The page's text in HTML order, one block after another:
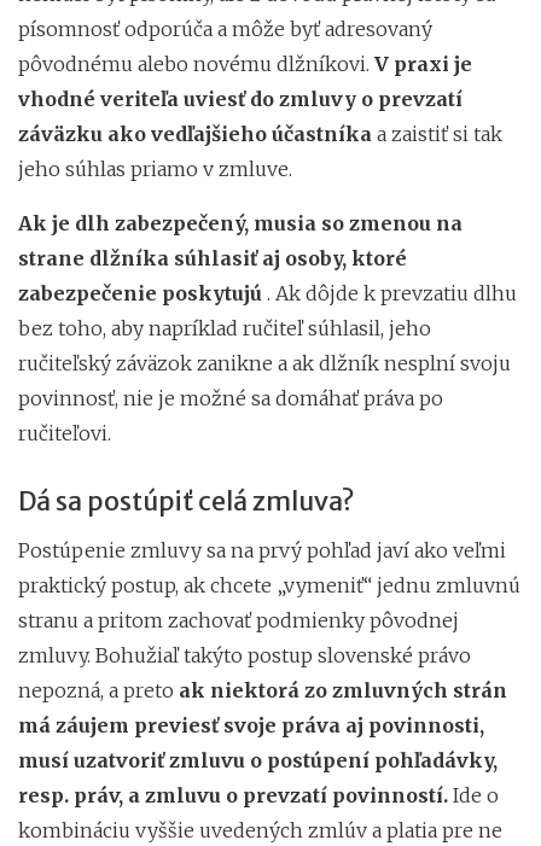
písomnosť odporúča a môže byť adresovaný
pôvodnému alebo novému dlžníkovi. V praxi je
vhodné veriteľa uviesť do zmluvy o prevzatí
záväzku ako vedľajšieho účastníka a zaistiť si tak
jeho súhlas priamo v zmluve.
Ak je dlh zabezpečený, musia so zmenou na
strane dlžníka súhlasiť aj osoby, ktoré
zabezpečenie poskytujú . Ak dôjde k prevzatiu dlhu
bez toho, aby napríklad ručiteľ súhlasil, jeho
ručiteľský záväzok zanikne a ak dlžník nesplní svoju
povinnosť, nie je možné sa domáhať práva po
ručiteľovi.
Dá sa postúpiť celá zmluva?
Postúpenie zmluvy sa na prvý pohľad javí ako veľmi
praktický postup, ak chcete „vymeniť“ jednu zmluvnú
stranu a pritom zachovať podmienky pôvodnej
zmluvy. Bohužiaľ takýto postup slovenské právo
nepozná, a preto ak niektorá zo zmluvných strán
má záujem previesť svoje práva aj povinnosti,
musí uzatvoriť zmluvu o postúpení pohľadávky,
resp. práv, a zmluvu o prevzatí povinností. Ide o
kombináciu vyššie uvedených zmlúv a platia pre ne